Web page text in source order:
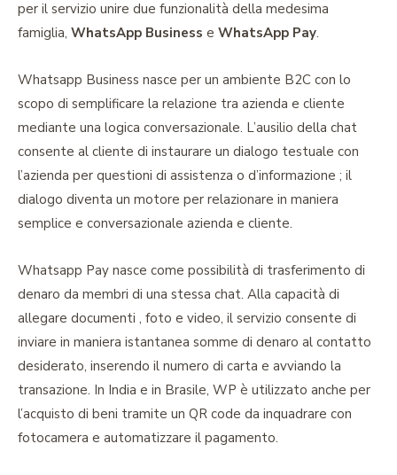
per il servizio unire due funzionalità della medesima
famiglia, WhatsApp Business e WhatsApp Pay.
Whatsapp Business nasce per un ambiente B2C con lo
scopo di semplificare la relazione tra azienda e cliente
mediante una logica conversazionale. L’ausilio della chat
consente al cliente di instaurare un dialogo testuale con
l’azienda per questioni di assistenza o d’informazione ; il
dialogo diventa un motore per relazionare in maniera
semplice e conversazionale azienda e cliente.
Whatsapp Pay nasce come possibilità di trasferimento di
denaro da membri di una stessa chat. Alla capacità di
allegare documenti , foto e video, il servizio consente di
inviare in maniera istantanea somme di denaro al contatto
desiderato, inserendo il numero di carta e avviando la
transazione. In India e in Brasile, WP è utilizzato anche per
l’acquisto di beni tramite un QR code da inquadrare con
fotocamera e automatizzare il pagamento.